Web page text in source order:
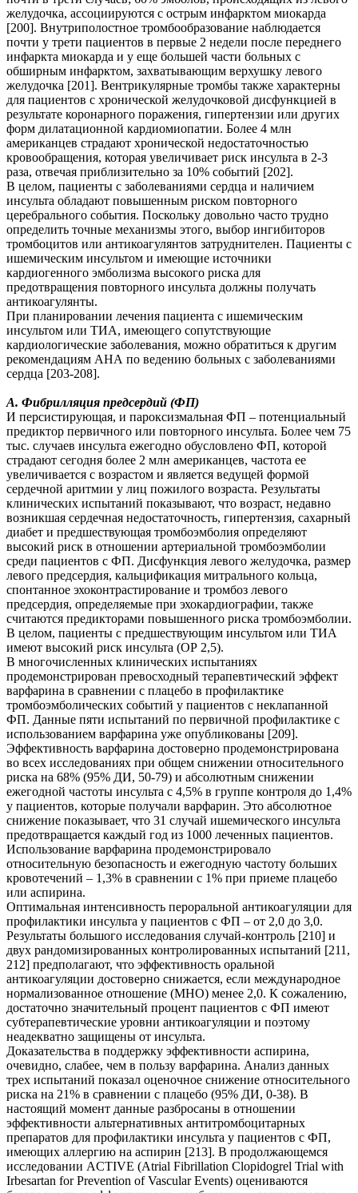
желудочка, ассоциируются с острым инфарктом миокарда
[200]. Внутриполостное тромбообразование наблюдается
почти у трети пациентов в первые 2 недели после переднего
инфаркта миокарда и у еще большей части больных с
обширным инфарктом, захватывающим верхушку левого
желудочка [201]. Вентрикулярные тромбы также характерны
для пациентов с хронической желудочковой дисфункцией в
результате коронарного поражения, гипертензии или других
форм дилатационной кардиомиопатии. Более 4 млн
американцев страдают хронической недостаточностью
кровообращения, которая увеличивает риск инсульта в 2-3
раза, отвечая приблизительно за 10% событий [202].
В целом, пациенты с заболеваниями сердца и наличием
инсульта обладают повышенным риском повторного
церебрального события. Поскольку довольно часто трудно
определить точные механизмы этого, выбор ингибиторов
тромбоцитов или антикоагулянтов затруднителен. Пациенты с
ишемическим инсультом и имеющие источники
кардиогенного эмболизма высокого риска для
предотвращения повторного инсульта должны получать
антикоагулянты.
При планировании лечения пациента с ишемическим
инсультом или ТИА, имеющего сопутствующие
кардиологические заболевания, можно обратиться к другим
рекомендациям АНА по ведению больных с заболеваниями
сердца [203-208].
A. Фибрилляция предсердий (ФП)
И персистирующая, и пароксизмальная ФП – потенциальный
предиктор первичного или повторного инсульта. Более чем 75
тыс. случаев инсульта ежегодно обусловлено ФП, которой
страдают сегодня более 2 млн американцев, частота ее
увеличивается с возрастом и является ведущей формой
сердечной аритмии у лиц пожилого возраста. Результаты
клинических испытаний показывают, что возраст, недавно
возникшая сердечная недостаточность, гипертензия, сахарный
диабет и предшествующая тромбоэмболия определяют
высокий риск в отношении артериальной тромбоэмболии
среди пациентов с ФП. Дисфункция левого желудочка, размер
левого предсердия, кальцификация митрального кольца,
спонтанное эхоконтрастирование и тромбоз левого
предсердия, определяемые при эхокардиографии, также
считаются предикторами повышенного риска тромбоэмболии.
В целом, пациенты с предшествующим инсультом или ТИА
имеют высокий риск инсульта (ОР 2,5).
В многочисленных клинических испытаниях
продемонстрирован превосходный терапевтический эффект
варфарина в сравнении с плацебо в профилактике
тромбоэмболических событий у пациентов с неклапанной
ФП. Данные пяти испытаний по первичной профилактике с
использованием варфарина уже опубликованы [209].
Эффективность варфарина достоверно продемонстрирована
во всех исследованиях при общем снижении относительного
риска на 68% (95% ДИ, 50-79) и абсолютным снижении
ежегодной частоты инсульта с 4,5% в группе контроля до 1,4%
у пациентов, которые получали варфарин. Это абсолютное
снижение показывает, что 31 случай ишемического инсульта
предотвращается каждый год из 1000 леченных пациентов.
Использование варфарина продемонстрировало
относительную безопасность и ежегодную частоту больших
кровотечений – 1,3% в сравнении с 1% при приеме плацебо
или аспирина.
Оптимальная интенсивность пероральной антикоагуляции для
профилактики инсульта у пациентов с ФП – от 2,0 до 3,0.
Результаты большого исследования случай-контроль [210] и
двух рандомизированных контролированных испытаний [211,
212] предполагают, что эффективность оральной
антикоагуляции достоверно снижается, если международное
нормализованное отношение (МНО) менее 2,0. К сожалению,
достаточно значительный процент пациентов с ФП имеют
субтерапевтические уровни антикоагуляции и поэтому
неадекватно защищены от инсульта.
Доказательства в поддержку эффективности аспирина,
очевидно, слабее, чем в пользу варфарина. Анализ данных
трех испытаний показал оценочное снижение относительного
риска на 21% в сравнении с плацебо (95% ДИ, 0-38). В
настоящий момент данные разбросаны в отношении
эффективности альтернативных антитромбоцитарных
препаратов для профилактики инсульта у пациентов с ФП,
имеющих аллергию на аспирин [213]. В продолжающемся
исследовании ACTIVE (Atrial Fibrillation Clopidogrel Trial with
Irbesartan for Prevention of Vascular Events) оцениваются